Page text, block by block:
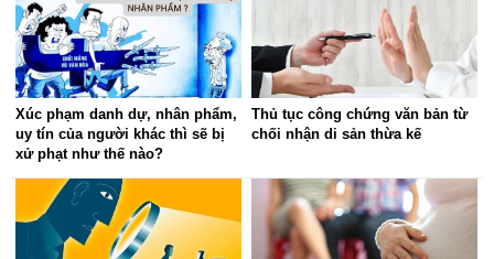
Xúc phạm danh dự, nhân phẩm,
uy tín của người khác thì sẽ bị
xử phạt như thế nào?
Thủ tục công chứng văn bản từ
chối nhận di sản thừa kế